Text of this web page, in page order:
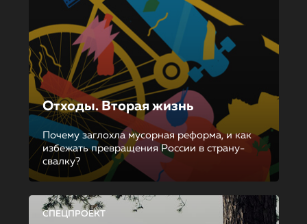
Отходы. Вторая жизнь
Почему заглохла мусорная реформа, и как
избежать превращения России в страну-
свалку?
СПЕЦПРОЕКТ